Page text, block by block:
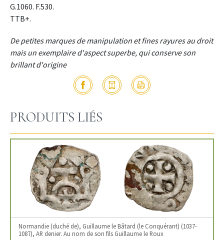
G.1060. F.530.
TTB+.
De petites marques de manipulation et fines rayures au droit
mais un exemplaire d'aspect superbe, qui conserve son
brillant d'origine
PRODUITS LIÉS
Normandie (duché de), Guillaume le Bâtard (le Conquérant) (1037-
1087), AR denier. Au nom de son fils Guillaume le Roux